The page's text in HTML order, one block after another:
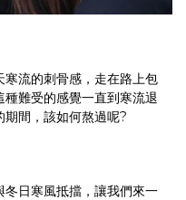
流的刺骨感，走在路上包
難受的感覺一直到寒流退
間，該如何熬過呢?
日寒風抵擋，讓我們來一